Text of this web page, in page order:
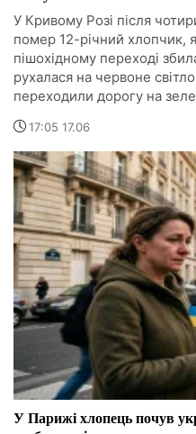
У Кривому Розі після
помер 12-річний хлопчик,
пішохідному переході
рухалася на червоне
переходили дорогу на
17:05 17.06
У Парижі хлопець почув